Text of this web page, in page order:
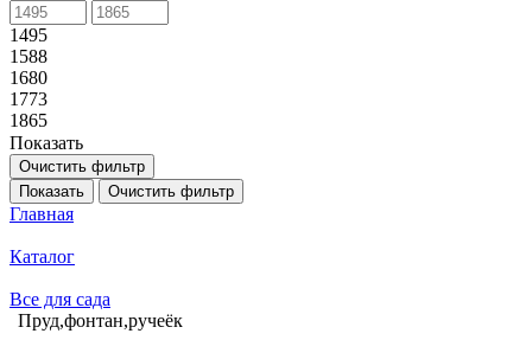
1495
1588
1680
1773
1865
Показать
Очистить фильтр
Показать
Очистить фильтр
Главная
Каталог
Все для сада
Пруд,фонтан,ручеёк